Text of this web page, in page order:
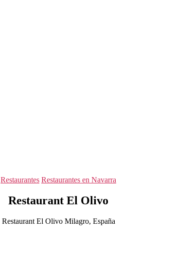
Categorías
Restaurantes Restaurantes en Navarra
Restaurant El Olivo
Restaurant El Olivo Milagro, España